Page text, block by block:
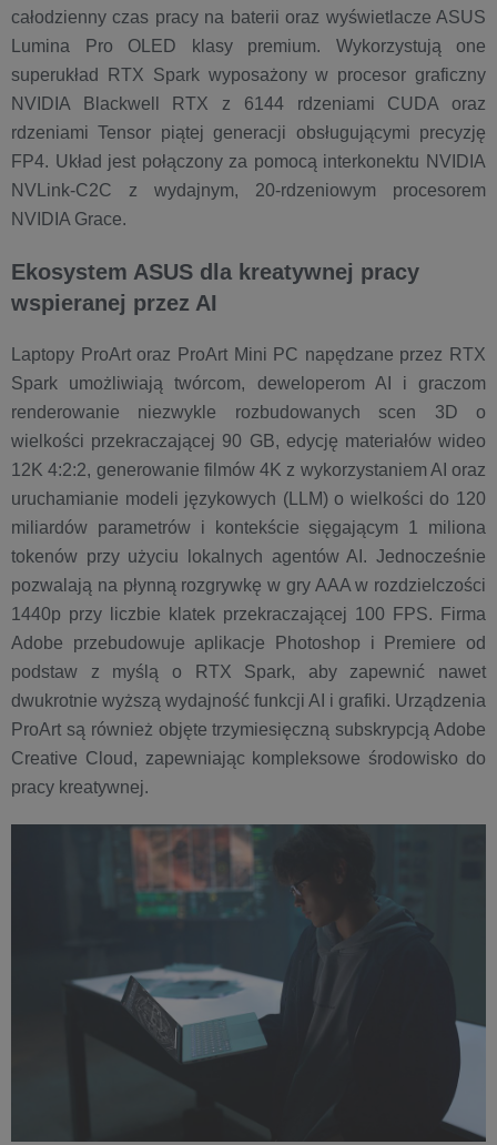
całodzienny czas pracy na baterii oraz wyświetlacze ASUS
Lumina Pro OLED klasy premium. Wykorzystują one
superukład RTX Spark wyposażony w procesor graficzny
NVIDIA Blackwell RTX z 6144 rdzeniami CUDA oraz
rdzeniami Tensor piątej generacji obsługującymi precyzję
FP4. Układ jest połączony za pomocą interkonektu NVIDIA
NVLink-C2C z wydajnym, 20-rdzeniowym procesorem
NVIDIA Grace.
Ekosystem ASUS dla kreatywnej pracy
wspieranej przez AI
Laptopy ProArt oraz ProArt Mini PC napędzane przez RTX
Spark umożliwiają twórcom, deweloperom AI i graczom
renderowanie niezwykle rozbudowanych scen 3D o
wielkości przekraczającej 90 GB, edycję materiałów wideo
12K 4:2:2, generowanie filmów 4K z wykorzystaniem AI oraz
uruchamianie modeli językowych (LLM) o wielkości do 120
miliardów parametrów i kontekście sięgającym 1 miliona
tokenów przy użyciu lokalnych agentów AI. Jednocześnie
pozwalają na płynną rozgrywkę w gry AAA w rozdzielczości
1440p przy liczbie klatek przekraczającej 100 FPS. Firma
Adobe przebudowuje aplikacje Photoshop i Premiere od
podstaw z myślą o RTX Spark, aby zapewnić nawet
dwukrotnie wyższą wydajność funkcji AI i grafiki. Urządzenia
ProArt są również objęte trzymiesięczną subskrypcją Adobe
Creative Cloud, zapewniając kompleksowe środowisko do
pracy kreatywnej.